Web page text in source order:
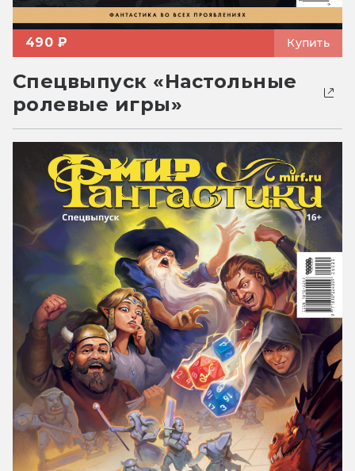
490 ₽ Купить
Спецвыпуск «Настольные
ролевые игры»